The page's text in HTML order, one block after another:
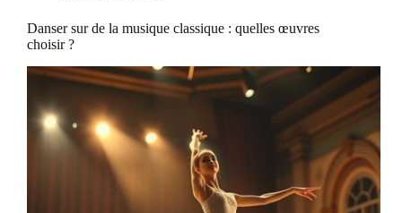
Danser sur de la musique classique : quelles œuvres
choisir ?